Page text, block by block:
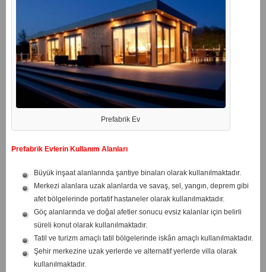
Prefabrik Ev
Prefabrik Evlerin Kullanım Alanları
Büyük inşaat alanlarında şantiye binaları olarak kullanılmaktadır.
Merkezi alanlara uzak alanlarda ve savaş, sel, yangın, deprem gibi
afet bölgelerinde portatif hastaneler olarak kullanılmaktadır.
Göç alanlarında ve doğal afetler sonucu evsiz kalanlar için belirli
süreli konut olarak kullanılmaktadır.
Tatil ve turizm amaçlı tatil bölgelerinde iskân amaçlı kullanılmaktadır.
Şehir merkezine uzak yerlerde ve alternatif yerlerde villa olarak
kullanılmaktadır.